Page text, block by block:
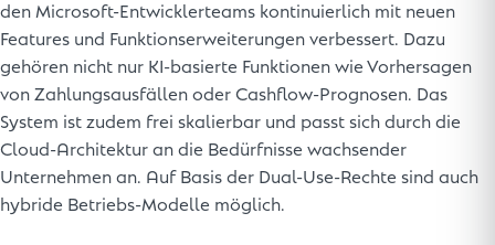
den Microsoft-Entwicklerteams kontinuierlich mit neuen
Features und Funktionserweiterungen verbessert. Dazu
gehören nicht nur KI-basierte Funktionen wie Vorhersagen
von Zahlungsausfällen oder Cashflow-Prognosen. Das
System ist zudem frei skalierbar und passt sich durch die
Cloud-Architektur an die Bedürfnisse wachsender
Unternehmen an. Auf Basis der Dual-Use-Rechte sind auch
hybride Betriebs-Modelle möglich.